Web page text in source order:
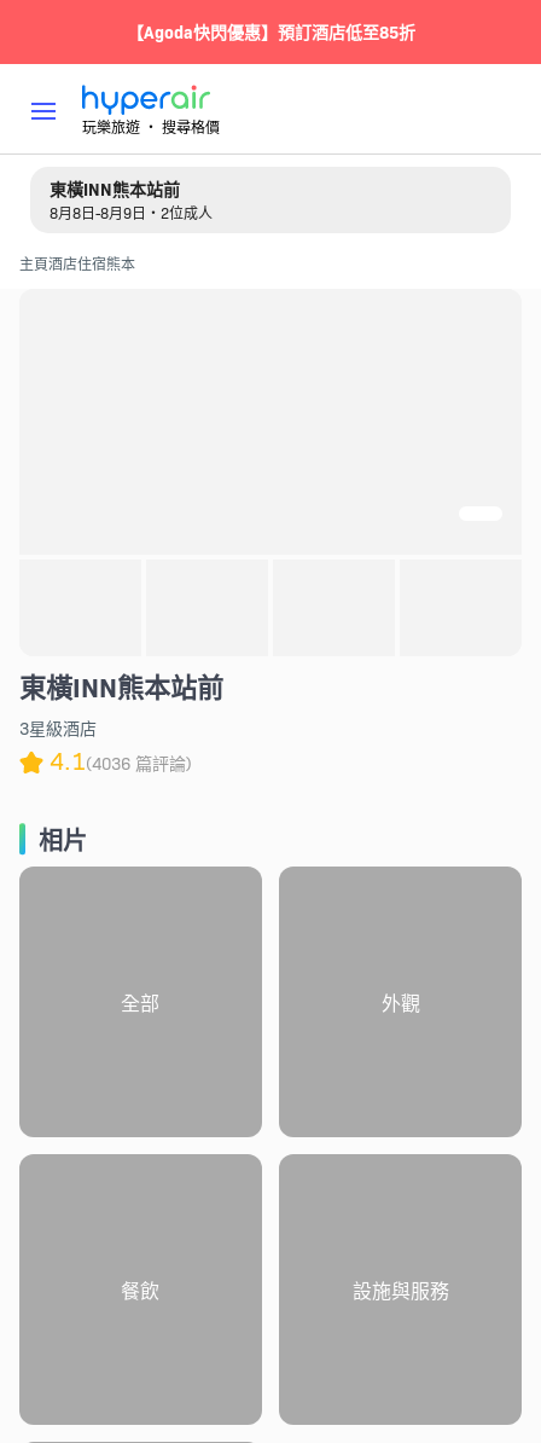
【Agoda快閃優惠】預訂酒店低至85折
玩樂旅遊 ‧ 搜尋格價
東橫INN熊本站前
8月8日-8月9日・2位成人
主頁酒店住宿熊本
東橫INN熊本站前
3星級酒店
4.1(4036 篇評論)
相片
全部 外觀
餐飲 設施與服務